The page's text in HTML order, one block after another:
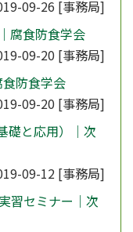
09-26 [事務局]
腐食防食学会
09-20 [事務局]
防食学会
09-20 [事務局]
礎と応用）｜次
09-12 [事務局]
習セミナー｜次